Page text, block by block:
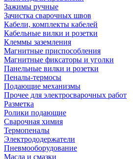
Зажимы ручные
Зачистка сварочных швов
Кабели, комплекты кабелей
Кабельные вилки и розетки
Клеммы заземления
Магнитные приспособления
Магнитные фиксаторы и уголки
Панельные вилки и розетки
Пеналы-термосы
Подающие механизмы
Прочее для электросварочных работ
Разметка
Ролики подающие
Сварочная химия
Термопеналы
Электрододержатели
Пневмооборудование
Масла и смазки